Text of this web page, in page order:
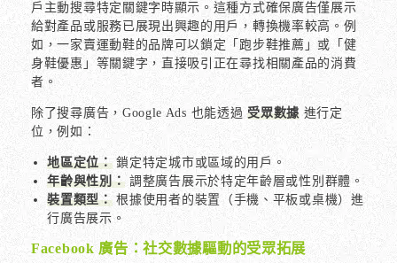
戶主動搜尋特定關鍵字時顯示。這種方式確保廣告僅展示
給對產品或服務已展現出興趣的用戶，轉換機率較高。例
如，一家賣運動鞋的品牌可以鎖定「跑步鞋推薦」或「健
身鞋優惠」等關鍵字，直接吸引正在尋找相關產品的消費
者。
除了搜尋廣告，Google Ads 也能透過受眾數據進行定
位，例如：
地區定位：鎖定特定城市或區域的用戶。
年齡與性別： 調整廣告展示於特定年齡層或性別群體。
裝置類型：根據使用者的裝置（手機、平板或桌機）進
行廣告展示。
Facebook 廣告：社交數據驅動的受眾拓展